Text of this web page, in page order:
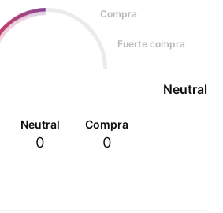
Compra
Fuerte compra
Neutral
Neutral
0
Compra
0